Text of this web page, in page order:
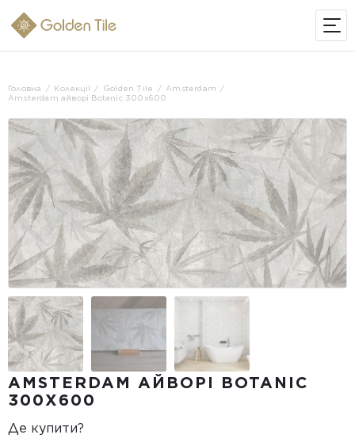
Головна Колекції Golden Tile
Amsterdam
Amsterdam айворі Botanic 300х600
AMSTERDAM АЙВОРІ BOTANIC
300Х600
Де купити?